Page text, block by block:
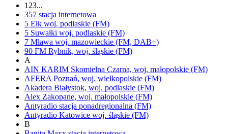
123...
357 stacja internetowa
5 Ełk woj. podlaskie (FM)
5 Suwałki woj. podlaskie (FM)
7 Mława woj. mazowieckie (FM, DAB+)
90 FM Rybnik, woj. śląskie (FM)
A
AIN KARIM Skomielna Czarna, woj. małopolskie (FM)
AFERA Poznań, woj. wielkopolskie (FM)
Akadera Białystok, woj. podlaskie (FM)
Alex Zakopane, woj. małopolskie (FM)
Antyradio stacja ponadregionalna (FM)
Antyradio Katowice woj. śląskie (FM)
B